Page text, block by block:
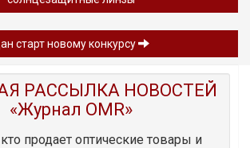
старт новому конкурсу
РАССЫЛКА НОВОСТЕЙ
«Журнал OMR»
продает оптические товары и